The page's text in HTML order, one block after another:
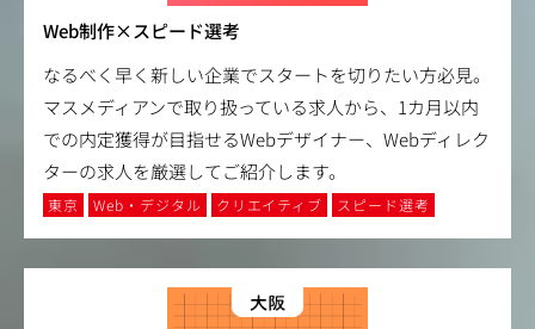
Web制作×スピード選考
なるべく早く新しい企業でスタートを切りたい方必見。
マスメディアンで取り扱っている求人から、1カ月以内
での内定獲得が目指せるWebデザイナー、Webディレク
ターの求人を厳選してご紹介します。
東京 Web・デジタル クリエイティブ スピード選考